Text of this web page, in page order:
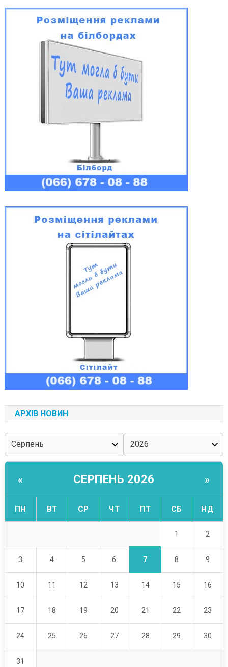
АРХІВ НОВИН
« СЕРПЕНЬ 2026 »
ПН ВТ СР ЧТ ПТ СБ НД
1 2
3 4 5 6 7 8 9
10 11 12 13 14 15 16
17 18 19 20 21 22 23
24 25 26 27 28 29 30
31